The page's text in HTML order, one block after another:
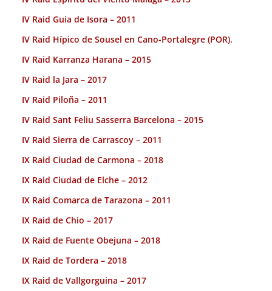
IV Raid Guia de Isora – 2011
IV Raid Hípico de Sousel en Cano-Portalegre (POR).
IV Raid Karranza Harana – 2015
IV Raid la Jara – 2017
IV Raid Piloña – 2011
IV Raid Sant Feliu Sasserra Barcelona – 2015
IV Raid Sierra de Carrascoy – 2011
IX Raid Ciudad de Carmona – 2018
IX Raid Ciudad de Elche – 2012
IX Raid Comarca de Tarazona – 2011
IX Raid de Chio – 2017
IX Raid de Fuente Obejuna – 2018
IX Raid de Tordera – 2018
IX Raid de Vallgorguina – 2017